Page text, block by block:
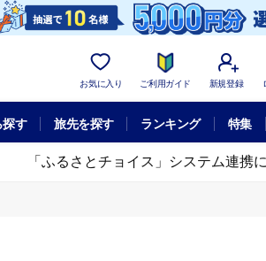
お気に入り ご利用ガイド 新規登録
探す 旅先を探す ランキング 特集
「ふるさとチョイス」システム連携